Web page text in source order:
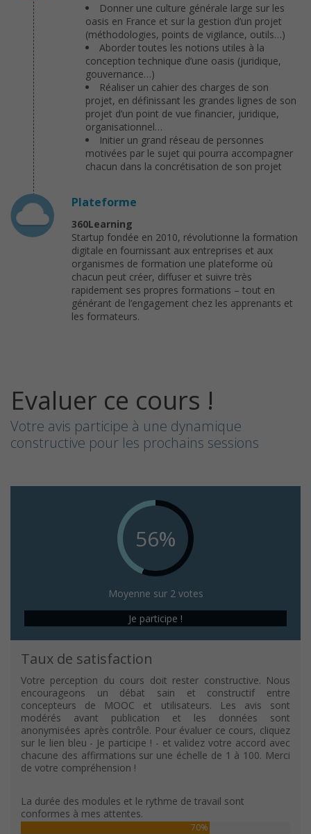
Donner une culture générale large sur les
oasis en France et sur la gestion d’un projet
(méthodologies, points de vigilance, outils…)
Aborder toutes les notions utiles à la
conception technique d’une oasis (juridique,
gouvernance…)
Réaliser un cahier des charges de son
projet, en définissant les grandes lignes de son
projet d’un point de vue financier, juridique,
organisationnel…
Initier un grand réseau de personnes
motivées par le sujet qui pourra accompagner
chacun dans la concrétisation de son projet
Plateforme
360Learning
Startup fondée en 2010, révolutionne la formation
digitale en fournissant aux entreprises et aux
organismes de formation une plateforme où
chacun peut créer, diffuser et suivre très
rapidement ses propres formations – tout en
générant de l’engagement chez les apprenants et
les formateurs.
Evaluer ce cours !
Votre avis participe à une dynamique
constructive pour les prochains sessions
56%
Moyenne sur 2 votes
Je participe !
Taux de satisfaction
Votre perception du cours doit rester constructive. Nous
encourageons un débat sain et constructif entre
concepteurs de MOOC et utilisateurs. Les avis sont
modérés avant publication et les données sont
anonymisées après contrôle. Pour évaluer ce cours, cliquez
sur le lien bleu - Je participe ! - et validez votre accord avec
chacune des affirmations sur une échelle de 1 à 100. Merci
de votre compréhension !
La durée des modules et le rythme de travail sont
conformes à mes attentes.
70%